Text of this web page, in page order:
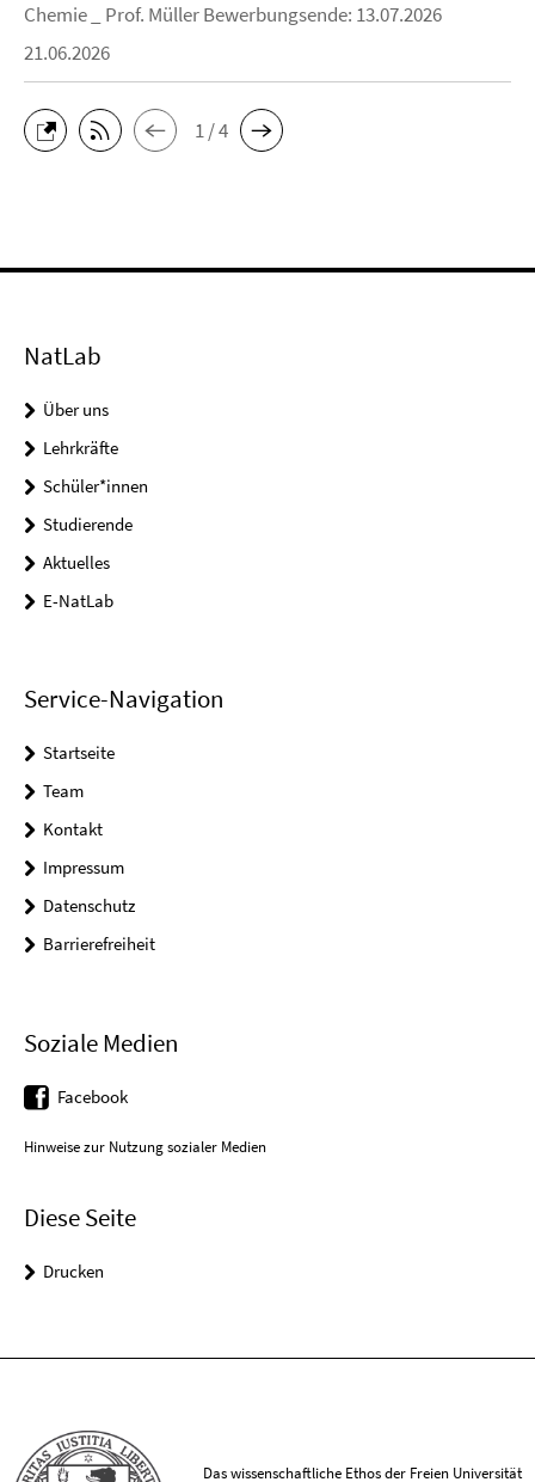
Chemie _ Prof. Müller Bewerbungsende: 13.07.2026
21.06.2026
1 / 4
NatLab
Über uns
Lehrkräfte
Schüler*innen
Studierende
Aktuelles
E-NatLab
Service-Navigation
Startseite
Team
Kontakt
Impressum
Datenschutz
Barrierefreiheit
Soziale Medien
Facebook
Hinweise zur Nutzung sozialer Medien
Diese Seite
Drucken
Das wissenschaftliche Ethos der Freien Universität